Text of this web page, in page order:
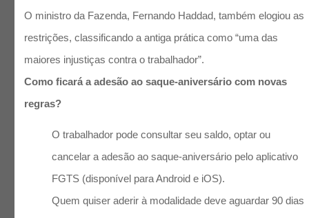
O ministro da Fazenda, Fernando Haddad, também elogiou as
restrições, classificando a antiga prática como “uma das
maiores injustiças contra o trabalhador”.
Como ficará a adesão ao saque-aniversário com novas
regras?
O trabalhador pode consultar seu saldo, optar ou
cancelar a adesão ao saque-aniversário pelo aplicativo
FGTS (disponível para Android e iOS).
Quem quiser aderir à modalidade deve aguardar 90 dias